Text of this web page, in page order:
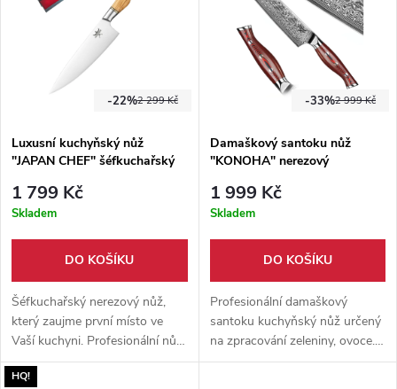
který to myslí vážně.
ebenového dřeva. Dárkové
balení.
2 299 Kč
-22%
Luxusní kuchyňský nůž
"JAPAN CHEF" šéfkuchařský
1 799 Kč
Skladem
DO KOŠÍKU
Šéfkuchařský nerezový nůž,
který zaujme první místo ve
Vaší kuchyni. Profesionální nůž
na krájení, sekání, řezání,
plátkování a porcování. Vysoce
2 999 Kč
-33%
Damaškový santoku nůž
"KONOHA" nerezový
1 999 Kč
Skladem
DO KOŠÍKU
Profesionální damaškový
santoku kuchyňský nůž určený
na zpracování zeleniny, ovoce.
Vysoce kvalitní ocel VG10
HQ!